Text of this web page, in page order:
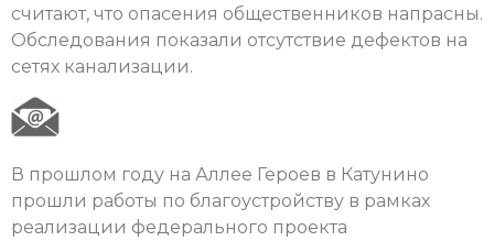
считают, что опасения общественников напрасны.
Обследования показали отсутствие дефектов на
сетях канализации.
В прошлом году на Аллее Героев в Катунино
прошли работы по благоустройству в рамках
реализации федерального проекта